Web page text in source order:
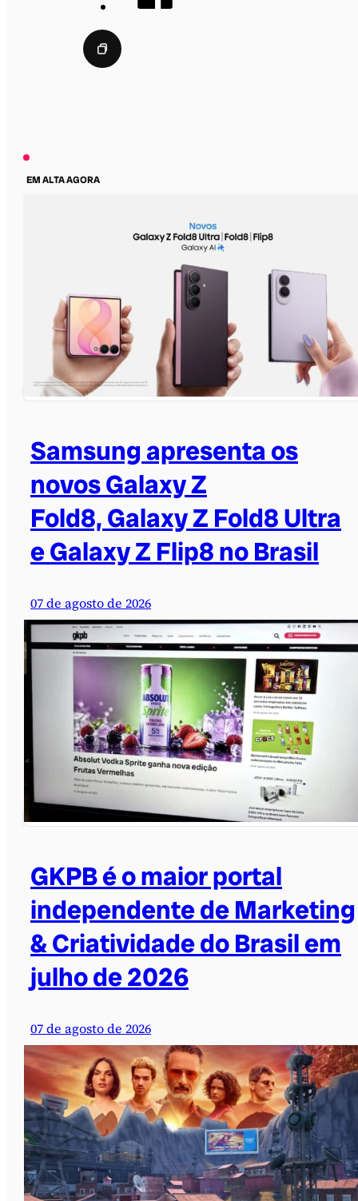
EM ALTA AGORA
Samsung apresenta os
novos Galaxy Z
Fold8, Galaxy Z Fold8 Ultra
e Galaxy Z Flip8 no Brasil
07 de agosto de 2026
GKPB é o maior portal
independente de Marketing
& Criatividade do Brasil em
julho de 2026
07 de agosto de 2026